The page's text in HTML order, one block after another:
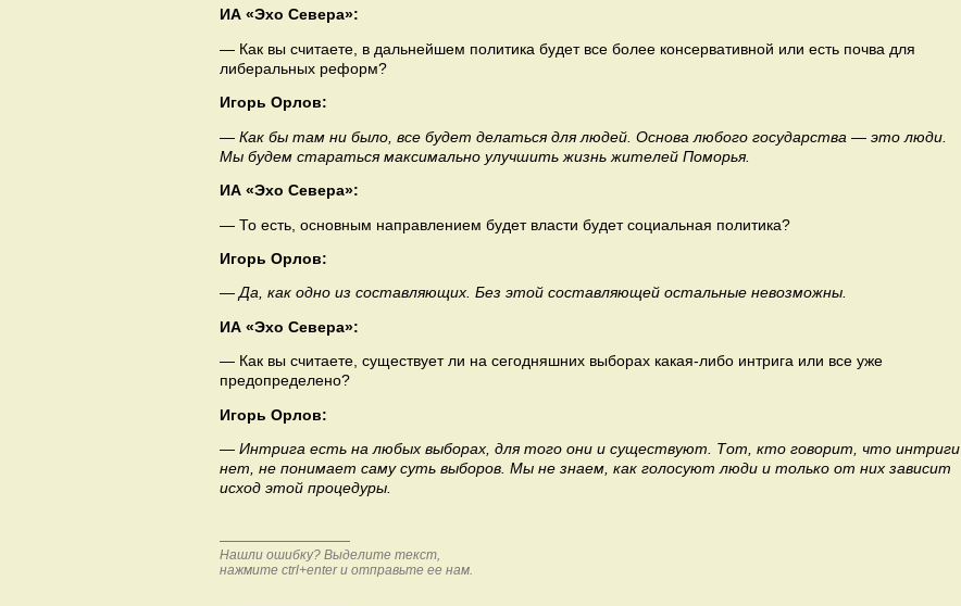
ИА «Эхо Севера»:
— Как вы считаете, в дальнейшем политика будет все более консервативной или есть почва для
либеральных реформ?
Игорь Орлов:
— Как бы там ни было, все будет делаться для людей. Основа любого государства — это люди.
Мы будем стараться максимально улучшить жизнь жителей Поморья.
ИА «Эхо Севера»:
— То есть, основным направлением будет власти будет социальная политика?
Игорь Орлов:
— Да, как одно из составляющих. Без этой составляющей остальные невозможны.
ИА «Эхо Севера»:
— Как вы считаете, существует ли на сегодняшних выборах какая-либо интрига или все уже
предопределено?
Игорь Орлов:
— Интрига есть на любых выборах, для того они и существуют. Тот, кто говорит, что интриги
нет, не понимает саму суть выборов. Мы не знаем, как голосуют люди и только от них зависит
исход этой процедуры.
Нашли ошибку? Выделите текст,
нажмите ctrl+enter и отправьте ее нам.